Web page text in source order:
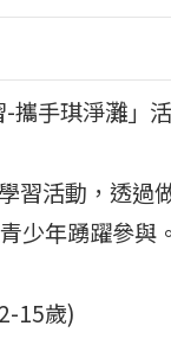
手琪淨灘」
習活動，透過
少年踴躍參與。
15歲)